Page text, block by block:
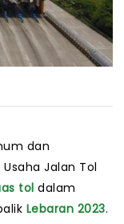
dan
Jalan Tol
tol dalam
Lebaran 2023.